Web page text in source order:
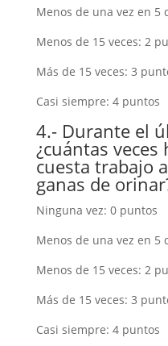
Menos de una vez en 5
Menos de 15 veces: 2
Más de 15 veces: 3
Casi siempre: 4 puntos
4.- Durante el
¿cuántas
cuesta trabajo
ganas de
Ninguna vez: 0 puntos
Menos de una vez en 5
Menos de 15 veces: 2
Más de 15 veces: 3
Casi siempre: 4 puntos